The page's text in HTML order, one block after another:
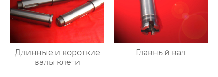
Длинные и короткие
валы клети
Главный вал